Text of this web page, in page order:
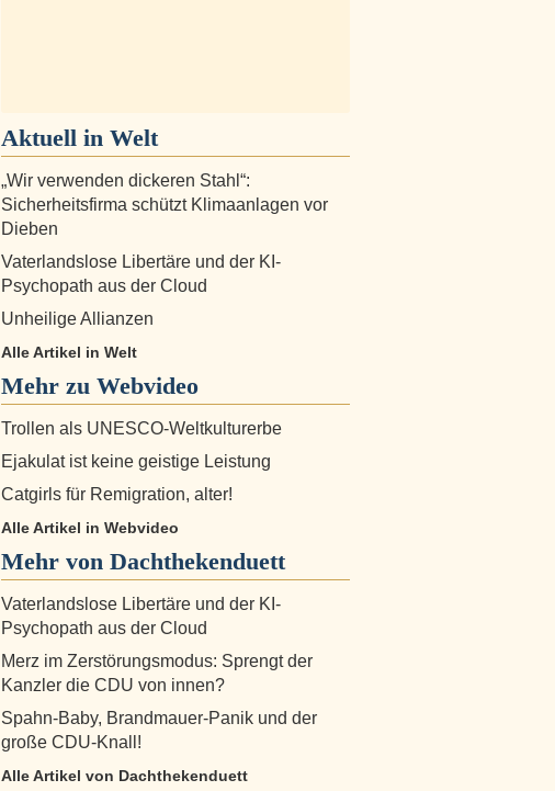
Aktuell in Welt
„Wir verwenden dickeren Stahl“:
Sicherheitsfirma schützt Klimaanlagen vor
Dieben
Vaterlandslose Libertäre und der KI-
Psychopath aus der Cloud
Unheilige Allianzen
Alle Artikel in Welt
Mehr zu Webvideo
Trollen als UNESCO-Weltkulturerbe
Ejakulat ist keine geistige Leistung
Catgirls für Remigration, alter!
Alle Artikel in Webvideo
Mehr von Dachthekenduett
Vaterlandslose Libertäre und der KI-
Psychopath aus der Cloud
Merz im Zerstörungsmodus: Sprengt der
Kanzler die CDU von innen?
Spahn-Baby, Brandmauer-Panik und der
große CDU-Knall!
Alle Artikel von Dachthekenduett